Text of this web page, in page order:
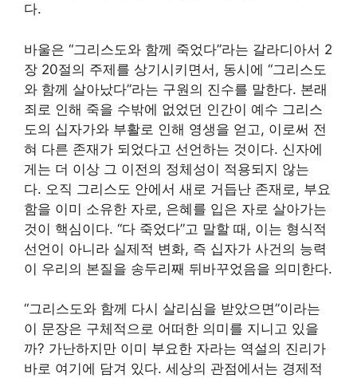
다.
바울은 “그리스도와 함께 죽었다”라는 갈라디아서 2
장 20절의 주제를 상기시키면서, 동시에 “그리스도
와 함께 살아났다”라는 구원의 진수를 말한다. 본래
죄로 인해 죽을 수밖에 없었던 인간이 예수 그리스
도의 십자가와 부활로 인해 영생을 얻고, 이로써 전
혀 다른 존재가 되었다고 선언하는 것이다. 신자에
게는 더 이상 그 이전의 정체성이 적용되지 않는
다. 오직 그리스도 안에서 새로 거듭난 존재로, 부요
함을 이미 소유한 자로, 은혜를 입은 자로 살아가는
것이 핵심이다. “다 죽었다”고 말할 때, 이는 형식적
선언이 아니라 실제적 변화, 즉 십자가 사건의 능력
이 우리의 본질을 송두리째 뒤바꾸었음을 의미한다.
“그리스도와 함께 다시 살리심을 받았으면”이라는
이 문장은 구체적으로 어떠한 의미를 지니고 있을
까? 가난하지만 이미 부요한 자라는 역설의 진리가
바로 여기에 담겨 있다. 세상의 관점에서는 경제적